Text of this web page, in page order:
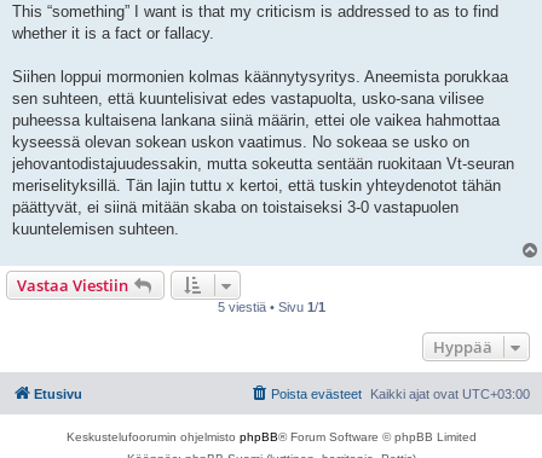
This “something” I want is that my criticism is addressed to as to find
whether it is a fact or fallacy.
Siihen loppui mormonien kolmas käännytysyritys. Aneemista porukkaa
sen suhteen, että kuuntelisivat edes vastapuolta, usko-sana vilisee
puheessa kultaisena lankana siinä määrin, ettei ole vaikea hahmottaa
kyseessä olevan sokean uskon vaatimus. No sokeaa se usko on
jehovantodistajuudessakin, mutta sokeutta sentään ruokitaan Vt-seuran
meriselityksillä. Tän lajin tuttu x kertoi, että tuskin yhteydenotot tähän
päättyvät, ei siinä mitään skaba on toistaiseksi 3-0 vastapuolen
kuuntelemisen suhteen.
Vastaa Viestiin
5 viestiä • Sivu 1/1
Hyppää
Etusivu Kaikki ajat ovat UTC+03:00
Poista evästeet
Keskustelufoorumin ohjelmisto phpBB® Forum Software © phpBB Limited